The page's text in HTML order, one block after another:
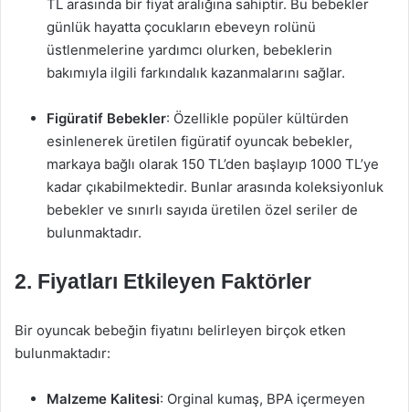
TL arasında bir fiyat aralığına sahiptir. Bu bebekler
günlük hayatta çocukların ebeveyn rolünü
üstlenmelerine yardımcı olurken, bebeklerin
bakımıyla ilgili farkındalık kazanmalarını sağlar.
Figüratif Bebekler: Özellikle popüler kültürden
esinlenerek üretilen figüratif oyuncak bebekler,
markaya bağlı olarak 150 TL’den başlayıp 1000 TL’ye
kadar çıkabilmektedir. Bunlar arasında koleksiyonluk
bebekler ve sınırlı sayıda üretilen özel seriler de
bulunmaktadır.
2. Fiyatları Etkileyen Faktörler
Bir oyuncak bebeğin fiyatını belirleyen birçok etken
bulunmaktadır:
Malzeme Kalitesi: Orginal kumaş, BPA içermeyen